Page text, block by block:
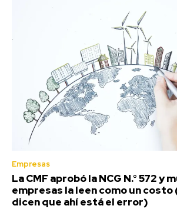
Empresas
La CMF aprobó la NCG N.° 572 y
empresas la leen como un
dicen que ahí está el error)